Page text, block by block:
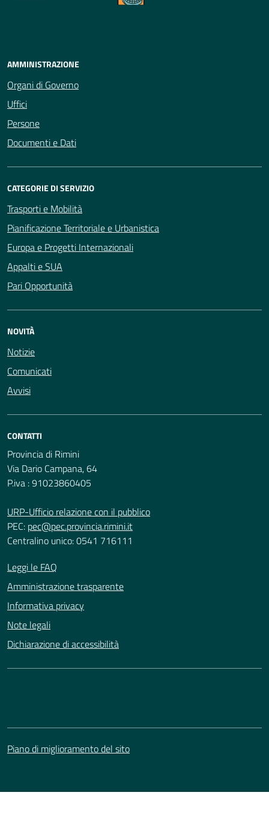
AMMINISTRAZIONE
Organi di Governo
Uffici
Persone
Documenti e Dati
CATEGORIE DI SERVIZIO
Trasporti e Mobilità
Pianificazione Territoriale e Urbanistica
Europa e Progetti Internazionali
Appalti e SUA
Pari Opportunità
NOVITÀ
Notizie
Comunicati
Avvisi
CONTATTI
Provincia di Rimini
Via Dario Campana, 64
P.iva : 91023860405
URP-Ufficio relazione con il pubblico
PEC: pec@pec.provincia.rimini.it
Centralino unico: 0541 716111
Leggi le FAQ
Amministrazione trasparente
Informativa privacy
Note legali
Dichiarazione di accessibilità
Piano di miglioramento del sito